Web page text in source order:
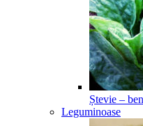
Ștevie –
Leguminoase